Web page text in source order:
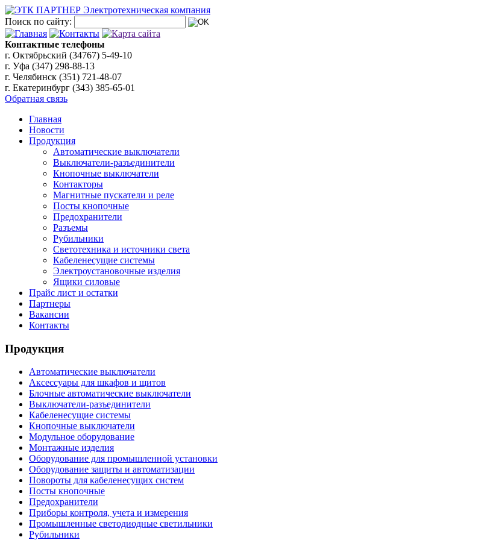
Поиск по сайту:
Контактные телефоны
г. Октябрьский (34767) 5-49-10
г. Уфа (347) 298-88-13
г. Челябинск (351) 721-48-07
г. Екатеринбург (343) 385-65-01
Обратная связь
Главная
Новости
Продукция
Автоматические выключатели
Выключатели-разъединители
Кнопочные выключатели
Контакторы
Магнитные пускатели и реле
Посты кнопочные
Предохранители
Разъемы
Рубильники
Светотехника и источники света
Кабеленесущие системы
Электроустановочные изделия
Ящики силовые
Прайс лист и остатки
Партнеры
Вакансии
Контакты
Продукция
Автоматические выключатели
Аксессуары для шкафов и щитов
Блочные автоматические выключатели
Выключатели-разъединители
Кабеленесущие системы
Кнопочные выключатели
Модульное оборудование
Монтажные изделия
Оборудование для промышленной установки
Оборудование защиты и автоматизации
Повороты для кабеленесущих систем
Посты кнопочные
Предохранители
Приборы контроля, учета и измерения
Промышленные светодиодные светильники
Рубильники